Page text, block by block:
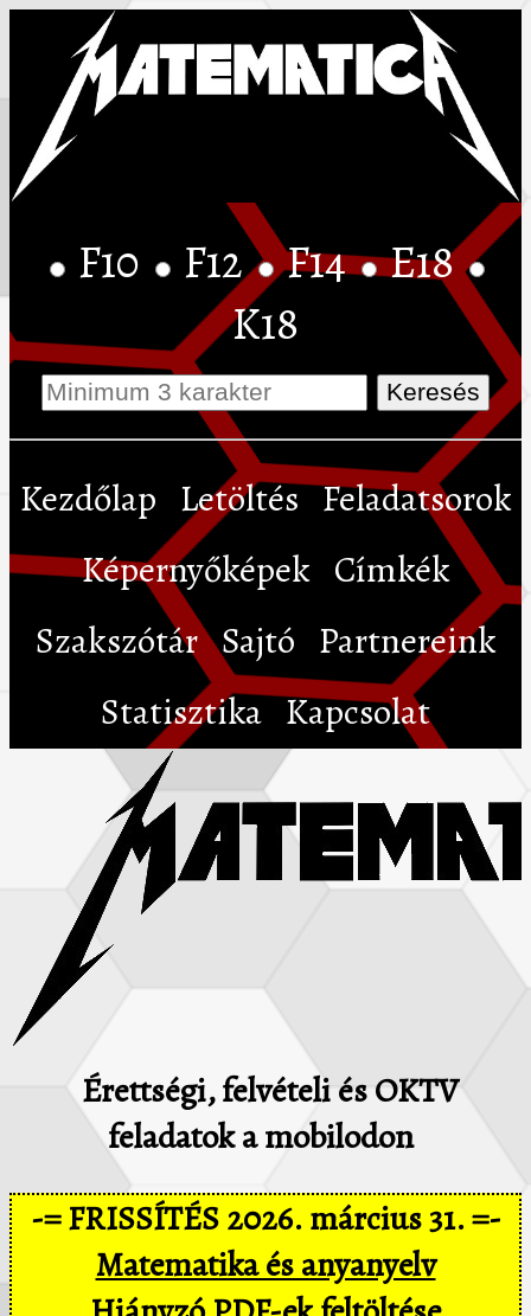
F10 F12 F14 E18
K18
Kezdőlap Letöltés Feladatsorok
Képernyőképek Címkék
Szakszótár Sajtó Partnereink
Statisztika Kapcsolat
Érettségi, felvételi és OKTV
feladatok a mobilodon
-= FRISSÍTÉS 2026. március 31. =-
Matematika és anyanyelv